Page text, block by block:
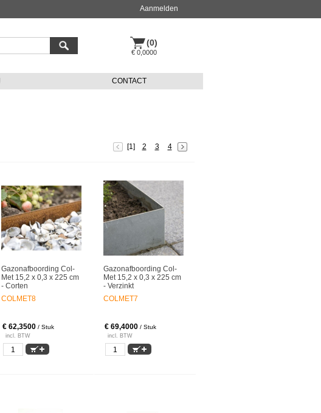
Aanmelden
(0)
€ 0,0000
CONTACT
[1] 2 3 4
Gazonafboording Col-
Met 15,2 x 0,3 x 225 cm
- Corten
COLMET8
€ 62,3500 / Stuk
incl. BTW
Gazonafboording Col-
Met 15,2 x 0,3 x 225 cm
- Verzinkt
COLMET7
€ 69,4000 / Stuk
incl. BTW